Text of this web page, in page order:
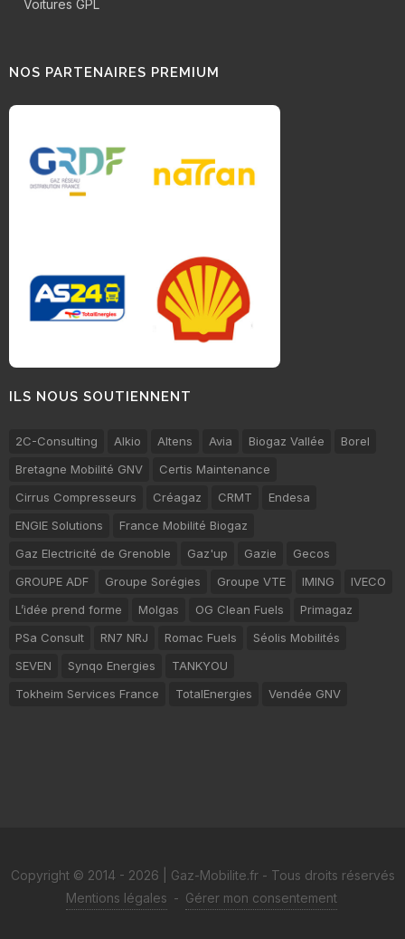
Voitures GPL
NOS PARTENAIRES PREMIUM
ILS NOUS SOUTIENNENT
2C-Consulting Alkio Altens Avia Biogaz Vallée
Borel
Bretagne Mobilité GNV
Certis Maintenance
Cirrus Compresseurs
Créagaz CRMT
Endesa
ENGIE Solutions
France Mobilité Biogaz
Gaz Electricité de Grenoble
Gaz'up Gazie
Gecos
GROUPE ADF
Groupe Sorégies Groupe VTE IMING
IVECO
L’idée prend forme
Molgas OG Clean Fuels
Primagaz
PSa Consult
RN7 NRJ Romac Fuels
Séolis Mobilités
SEVEN
Synqo Energies
TANKYOU
Tokheim Services France
TotalEnergies Vendée GNV
Copyright © 2014 - 2026 | Gaz-Mobilite.fr - Tous droits réservés
Mentions légales - Gérer mon consentement